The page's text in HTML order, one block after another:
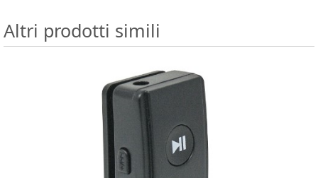
Altri prodotti simili